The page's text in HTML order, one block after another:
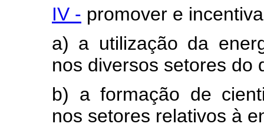
IV - promover e
a) a utilização da
nos diversos setores do
b) a formação de
nos setores relativos à